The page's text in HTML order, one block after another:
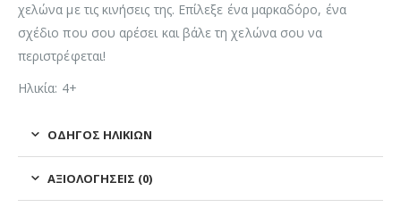
χελώνα με τις κινήσεις της. Eπίλεξε ένα μαρκαδόρο, ένα
σχέδιο που σου αρέσει και βάλε τη χελώνα σου να
περιστρέφεται!
Ηλικία: 4+
ΟΔΗΓΌΣ ΗΛΙΚΙΏΝ
ΑΞΙΟΛΟΓΉΣΕΙΣ (0)